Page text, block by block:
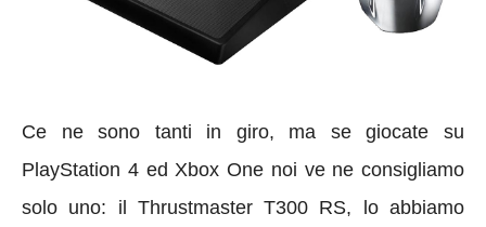
Ce ne sono tanti in giro, ma se giocate su
PlayStation 4 ed Xbox One noi ve ne consigliamo
solo uno: il Thrustmaster T300 RS, lo abbiamo